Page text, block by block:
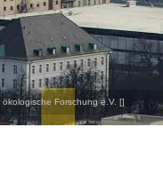
Forschung e.V. []